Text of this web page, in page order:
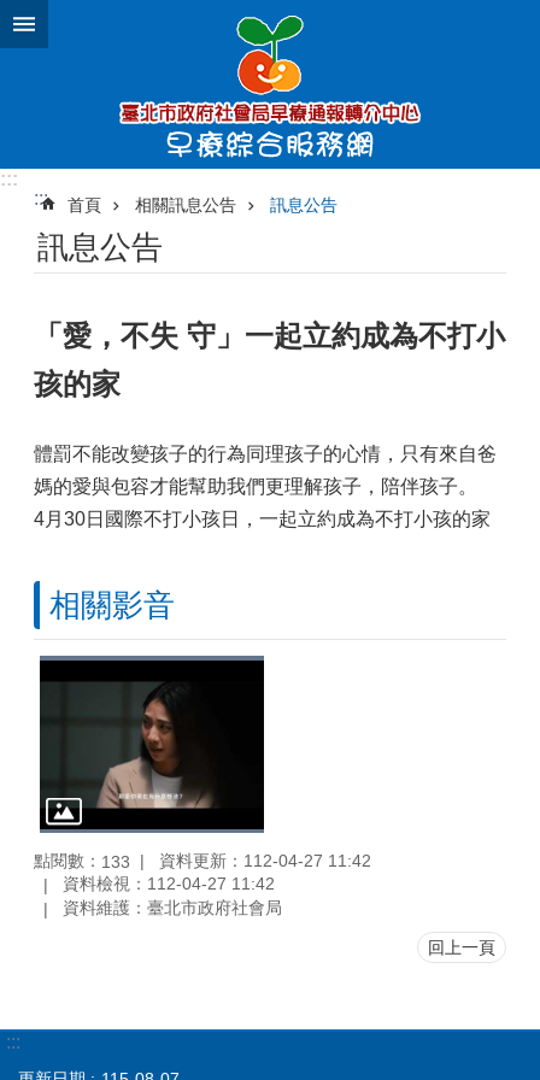
跳到主要內容區塊
:::
:::
首頁 相關訊息公告 訊息公告
訊息公告
「愛，不失 守」一起立約成為不打小
孩的家
體罰不能改變孩子的行為同理孩子的心情，只有來自爸
媽的愛與包容才能幫助我們更理解孩子，陪伴孩子。
4月30日國際不打小孩日，一起立約成為不打小孩的家
相關影音
點閱數： 133
資料更新：112-04-27 11:42
資料檢視：112-04-27 11:42
資料維護：臺北市政府社會局
回上一頁
:::